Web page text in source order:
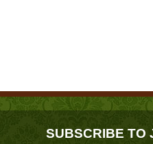
SUBSCRIBE TO